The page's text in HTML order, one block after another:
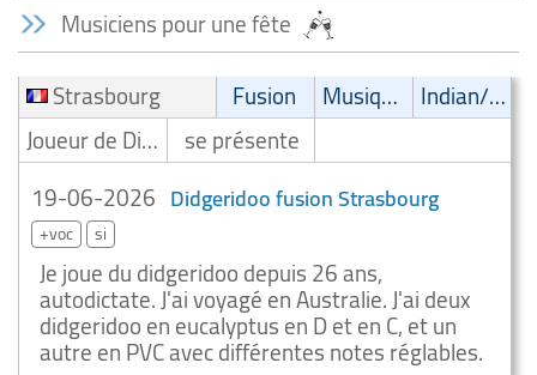
Musiciens pour une fête
Strasbourg
Fusion Musique spirituelle
Indian/Oriental
Joueur de Didgeridoo/Digeridooiste
se présente
19-06-2026 Didgeridoo fusion Strasbourg
+voc si
Je joue du didgeridoo depuis 26 ans,
autodictate. J'ai voyagé en Australie. J'ai deux
didgeridoo en eucalyptus en D et en C, et un
autre en PVC avec différentes notes réglables.